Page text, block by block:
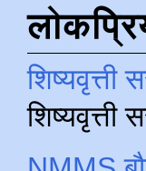
शिष्यवृत्ती